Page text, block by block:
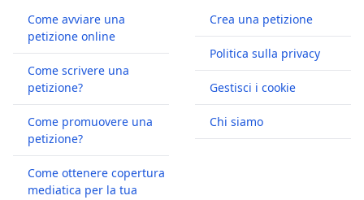
Come avviare una
petizione online
Come scrivere una
petizione?
Come promuovere una
petizione?
Come ottenere copertura
mediatica per la tua
Crea una petizione
Politica sulla privacy
Gestisci i cookie
Chi siamo